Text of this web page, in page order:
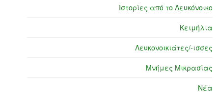
Ιστορίες από το Λευκόνοικο
Κειμήλια
Λευκονοικιάτες/-ισσες
Μνήμες Μικρασίας
Νέα